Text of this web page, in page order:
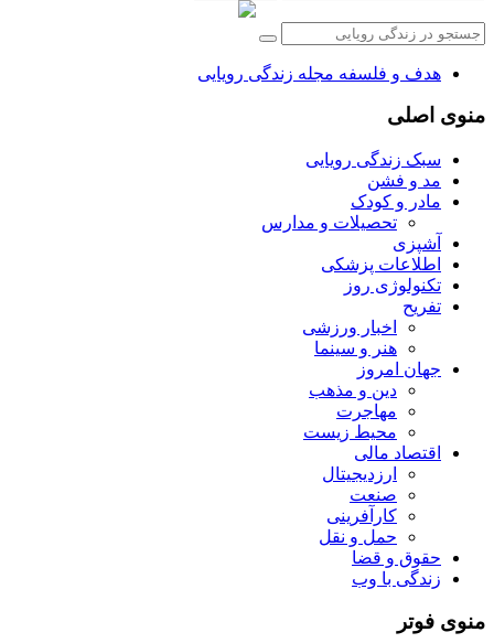
هدف و فلسفه مجله زندگی رویایی
منوی اصلی
سبک زندگی رویایی
مد و فشن
مادر و کودک
تحصیلات و مدارس
آشپزی
اطلاعات پزشکی
تکنولوژی روز
تفریح
اخبار ورزشی
هنر و سینما
جهان امروز
دین و مذهب
مهاجرت
محیط زیست
اقتصاد مالی
ارزدیجیتال
صنعت
کارآفرینی
حمل و نقل
حقوق و قضا
زندگی با وب
منوی فوتر